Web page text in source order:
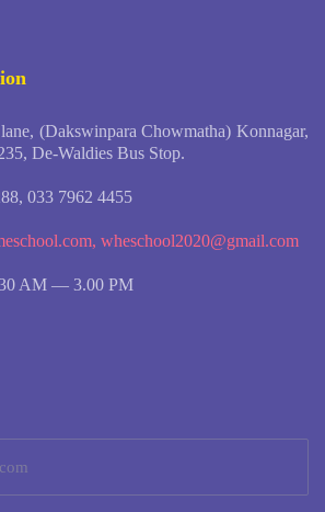
(Dakswinpara Chowmatha) Konnagar,
De-Waldies Bus Stop.
033 7962 4455
, wheschool2020@gmail.com
AM — 3.00 PM